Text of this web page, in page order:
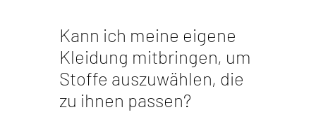
Kann ich meine eigene
Kleidung mitbringen, um
Stoffe auszuwählen, die
zu ihnen passen?